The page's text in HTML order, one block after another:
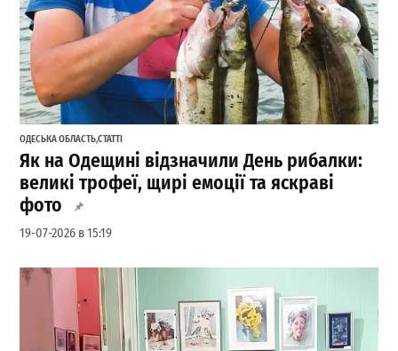
ОДЕСЬКА ОБЛАСТЬ,СТАТТІ
Як на Одещині відзначили День рибалки:
великі трофеї, щирі емоції та яскраві
фото
19-07-2026 в 15:19